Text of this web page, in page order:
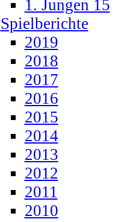
1. Jungen 15
Spielberichte
2019
2018
2017
2016
2015
2014
2013
2012
2011
2010